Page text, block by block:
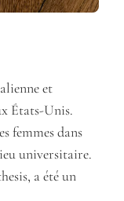
et
États-Unis.
femmes dans
universitaire.
a été un